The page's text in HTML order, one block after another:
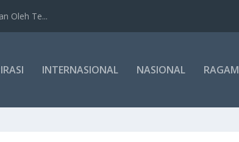
Oleh Te...
INTERNASIONAL NASIONAL RAGAM